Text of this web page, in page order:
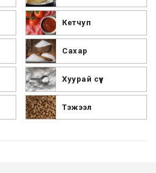
Кетчуп
Сахар
Хуурай сүү
Тэжээл